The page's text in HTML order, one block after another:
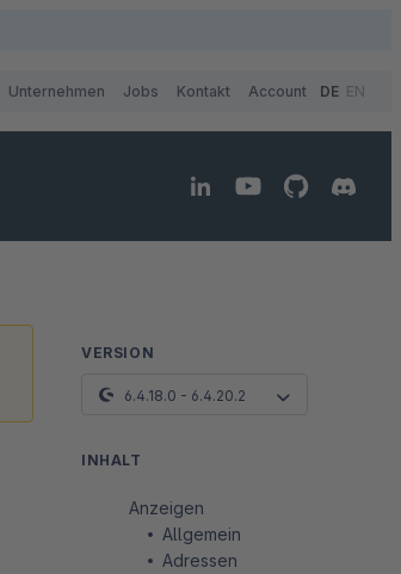
Unternehmen Jobs Kontakt Account DE EN
VERSION
6.4.18.0 - 6.4.20.2
INHALT
Anzeigen
Allgemein
Adressen